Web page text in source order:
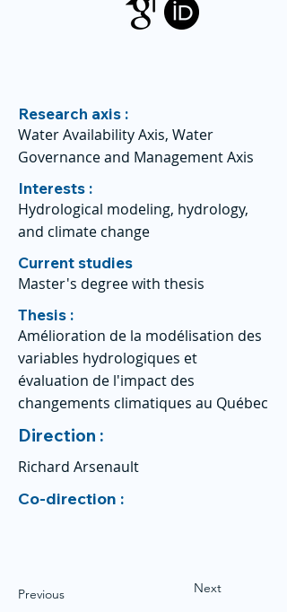
Research axis :
Water Availability Axis, Water
Governance and Management Axis
Interests :
Hydrological modeling, hydrology,
and climate change
Current studies
Master's degree with thesis
Thesis :
Amélioration de la modélisation des
variables hydrologiques et
évaluation de l'impact des
changements climatiques au Québec
Direction :
Richard Arsenault
Co-direction :
Previous Next